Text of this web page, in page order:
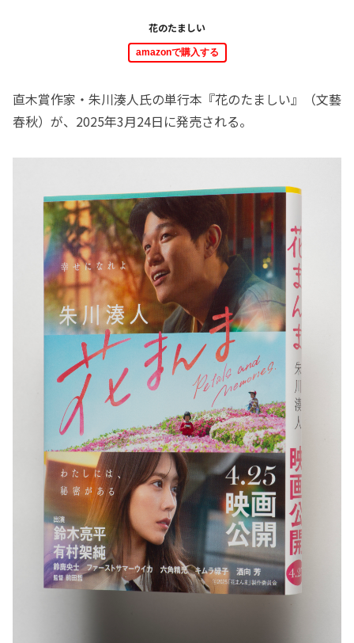
花のたましい
amazonで購入する
直木賞作家・朱川湊人氏の単行本『花のたましい』（文藝
春秋）が、2025年3月24日に発売される。